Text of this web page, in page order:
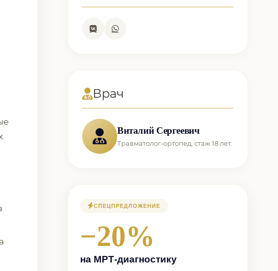
Врач
Виталий Сергеевич
Травматолог-ортопед, стаж 18 лет.
СПЕЦПРЕДЛОЖЕНИЕ
−20%
на МРТ-диагностику